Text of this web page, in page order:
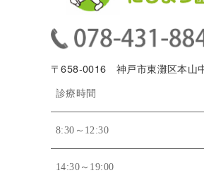
〒658-0016 神戸市東灘区本山
診療時間
8:30～12:30
14:30～19:00